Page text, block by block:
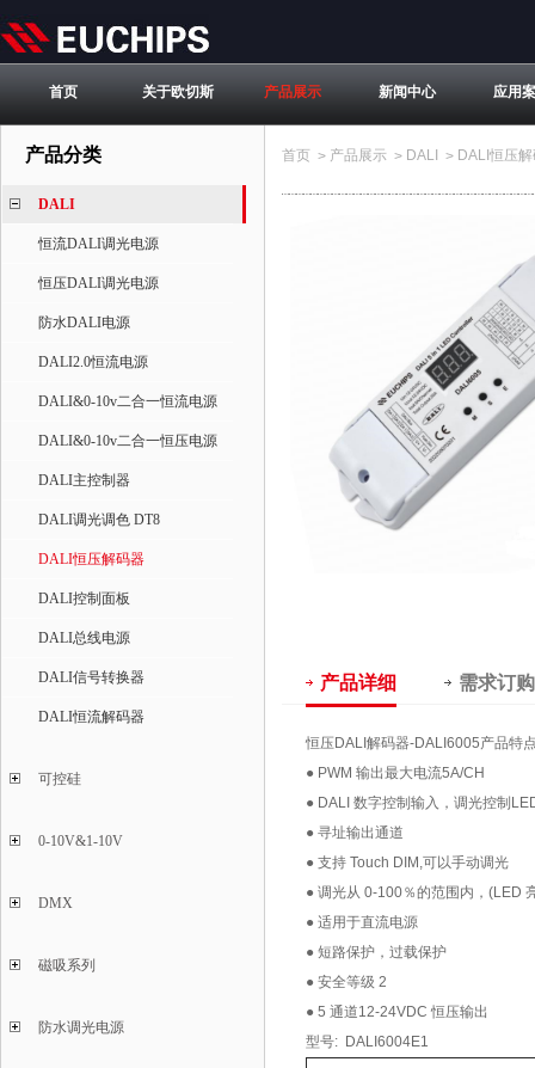
首页 关于欧切斯 产品展示 新闻中心 应用
产品分类
DALI
恒流DALI调光电源
恒压DALI调光电源
防水DALI电源
DALI2.0恒流电源
DALI&0-10v二合一恒流电源
DALI&0-10v二合一恒压电源
DALI主控制器
DALI调光调色 DT8
DALI恒压解码器
DALI控制面板
DALI总线电源
DALI信号转换器
DALI恒流解码器
可控硅
0-10V&1-10V
DMX
磁吸系列
防水调光电源
首页 > 产品展示 > DALI > DALI恒压
产品详细 需求订购
恒压DALI解码器-DALI6005产品特
● PWM 输出最大电流5A/CH
● DALI 数字控制输入，调光控制
● 寻址输出通道
● 支持 Touch DIM,可以手动调光
● 调光从 0-100％的范围内，(LED
● 适用于直流电源
● 短路保护，过载保护
● 安全等级 2
● 5 通道12-24VDC 恒压输出
型号: DALI6004E1